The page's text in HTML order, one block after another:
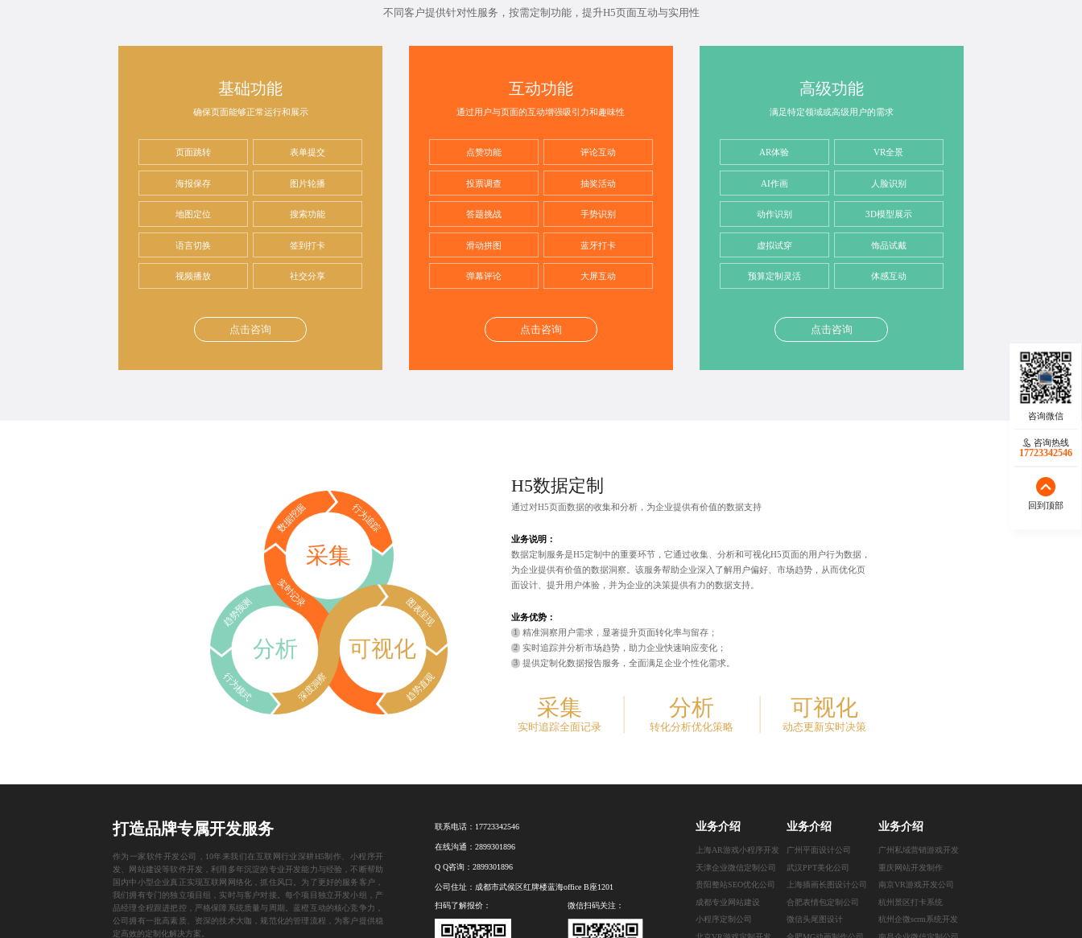
不同客户提供针对性服务，按需定制功能，提升H5页面互动与实用性
基础功能
确保页面能够正常运行和展示
页面跳转 表单提交
海报保存 图片轮播
地图定位 搜索功能
语言切换 签到打卡
视频播放 社交分享
点击咨询
互动功能
通过用户与页面的互动增强吸引力和趣味性
点赞功能 评论互动
投票调查 抽奖活动
答题挑战 手势识别
滑动拼图 蓝牙打卡
弹幕评论 大屏互动
点击咨询
高级功能
满足特定领域或高级用户的需求
AR体验 VR全景
AI作画 人脸识别
动作识别 3D模型展示
虚拟试穿 饰品试戴
预算定制灵活 体感互动
点击咨询
采集
数据挖掘 行为追踪
实时记录
分析
趋势预测
行为模式 深度洞察
可视化
图表呈现
趋势直观
H5数据定制
通过对H5页面数据的收集和分析，为企业提供有价值的数据支持
业务说明：
数据定制服务是H5定制中的重要环节，它通过收集、分析和可视化H5页面的用户行为数据，
为企业提供有价值的数据洞察。该服务帮助企业深入了解用户偏好、市场趋势，从而优化页
面设计、提升用户体验，并为企业的决策提供有力的数据支持。
业务优势：
精准洞察用户需求，显著提升页面转化率与留存；
实时追踪并分析市场趋势，助力企业快速响应变化；
提供定制化数据报告服务，全面满足企业个性化需求。
采集
实时追踪全面记录
分析
转化分析优化策略
可视化
动态更新实时决策
咨询热线
17723342546
回到顶部
打造品牌专属开发服务
作为一家软件开发公司 ，10年来我们在互联网行业深耕 H5制作
小程序开
发
网站建设等软件开发，利用多年沉淀的专业开发能力与经验，不断帮助
国内中小型企业真正实现互联网网络化，抓住风口。为了更好的服务客户，
我们拥有专门的独立项目组，实时与客户对接。每个项目独立开发小组，产
品经理全程跟进把控，严格保障系统质量与周期。蓝橙互动的核心竞争力，
公司拥有一批高素质、资深的技术大咖，规范化的管理流程，为客户提供稳
定高效的定制化解决方案。
联系电话： 17723342546
在线沟通：2899301896
Q Q咨询：2899301896
公司住址：成都市武侯区红牌楼蓝海office B座1201
扫码了解报价： 微信扫码关注：
业务介绍
上海AR游戏小程序开发
天津企业微信定制公司
贵阳整站SEO优化公司
成都专业网站建设
小程序定制公司
业务介绍
广州平面设计公司
武汉PPT美化公司
上海插画长图设计公司
合肥表情包定制公司
微信头尾图设计
业务介绍
广州私域营销游戏开发
重庆网站开发制作
南京VR游戏开发公司
杭州景区打卡系统
杭州企微scrm系统开发